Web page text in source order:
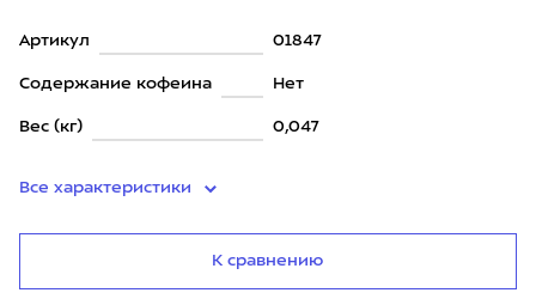
Артикул 01847
Содержание кофеина Нет
Вес (кг) 0,047
Все характеристики
К сравнению